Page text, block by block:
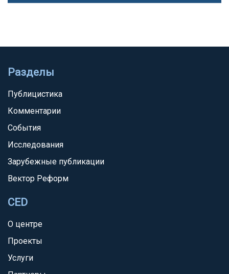
Разделы
Публицистика
Комментарии
События
Исследования
Зарубежные публикации
Вектор Реформ
CED
О центре
Проекты
Услуги